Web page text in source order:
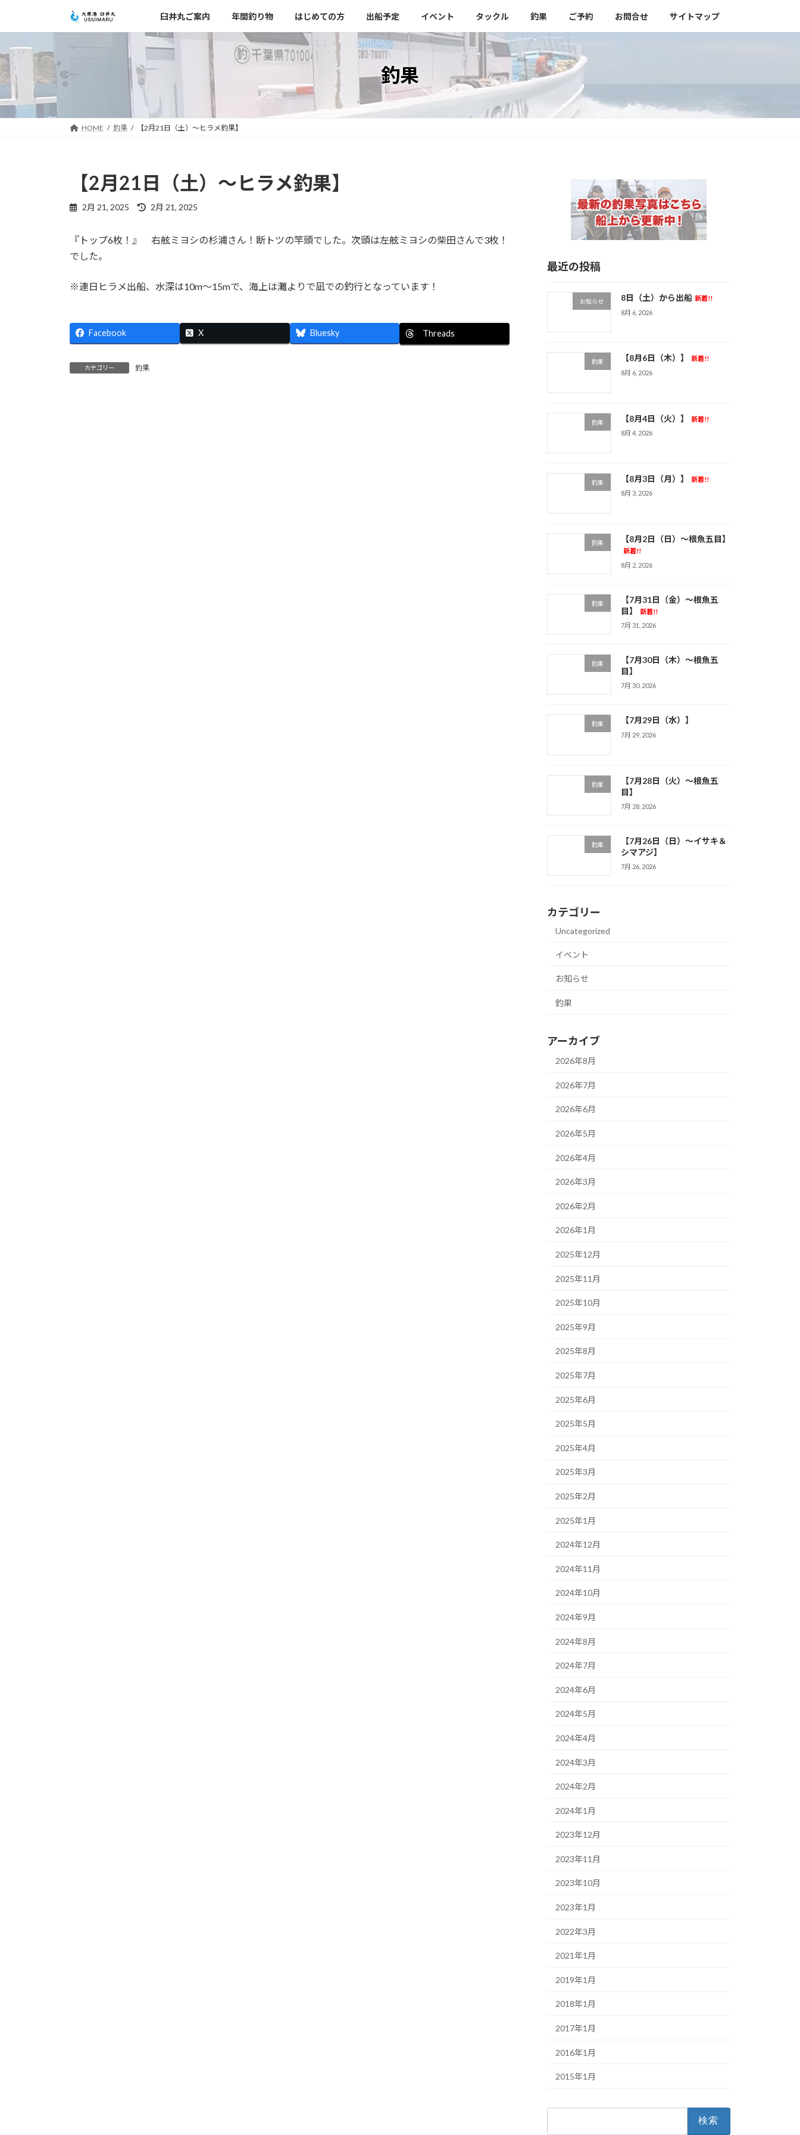
テ
ン
ツ
へ
キ
ッ
ゲ
ー
シ
ョ
に
移
臼井丸ご案内 年間釣り物 はじめての方 出船予定 イベント タックル 釣果 ご予約 お問合せ サイトマップ
釣果
HOME 釣果 【2月21日（土）～ヒラメ釣果】
【2月21日（土）～ヒラメ釣果】
2月 21, 2025
最
新
2月 21, 2025
『トップ6枚！』 右舷ミヨシの杉浦さん！断トツの竿頭でした。次頭は左舷ミヨシの柴田さんで3枚！
でした。
※連日ヒラメ出船、水深は10m～15mで、海上は灘よりで凪での釣行となっています！
Facebook X Bluesky Threads
カテゴリー 釣果
最近の投稿
お知らせ 8日（土）から出船 新着!!
8月 6, 2026
釣果 【8月6日（木）】
新着!!
8月 6, 2026
釣果 【8月4日（火）】
新着!!
8月 4, 2026
釣果 【8月3日（月）】
新着!!
8月 3, 2026
釣果 【8月2日（日）～根魚五目】
新着!!
8月 2, 2026
釣果
【7月31日（金）～根魚五
目】
新着!!
7月 31, 2026
釣果
【7月30日（木）～根魚五
目】
7月 30, 2026
釣果 【7月29日（水）】
7月 29, 2026
釣果
【7月28日（火）～根魚五
目】
7月 28, 2026
釣果
【7月26日（日）～イサキ＆
シマアジ】
7月 26, 2026
カテゴリー
Uncategorized
イベント
お知らせ
釣果
アーカイブ
2026年8月
2026年7月
2026年6月
2026年5月
2026年4月
2026年3月
2026年2月
2026年1月
2025年12月
2025年11月
2025年10月
2025年9月
2025年8月
2025年7月
2025年6月
2025年5月
2025年4月
2025年3月
2025年2月
2025年1月
2024年12月
2024年11月
2024年10月
2024年9月
2024年8月
2024年7月
2024年6月
2024年5月
2024年4月
2024年3月
2024年2月
2024年1月
2023年12月
2023年11月
2023年10月
2023年1月
2022年3月
2021年1月
2019年1月
2018年1月
2017年1月
2016年1月
2015年1月